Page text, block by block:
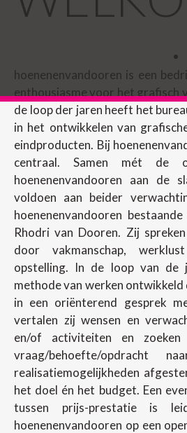
hoenenenvandooren is een
enthousiasme voor het grafisch
de loop der jaren heeft het
in het ontwikkelen van
eindproducten. Bij
centraal. Samen mét de
hoenenenvandooren aan de
voldoen aan beider
hoenenenvandooren
Rhodri van Dooren. Zij
door vakmanschap,
opstelling. In de loop van de
methode van werken
in een oriënterend gesprek
vertalen zij wensen en
en/of activiteiten en
vraag/behoefte/opdracht
realisatiemogelijkheden
het doel én het budget. Een
tussen prijs-prestatie is
hoenenenvandooren op een